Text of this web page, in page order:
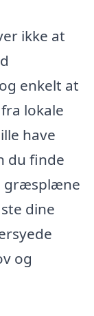
ikke at
enkelt at
lokale
have
du finde
græsplæne
dine
og